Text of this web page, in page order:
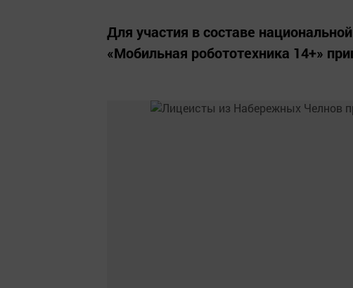
Для участия в составе
«Мобильная робототехника 14+»